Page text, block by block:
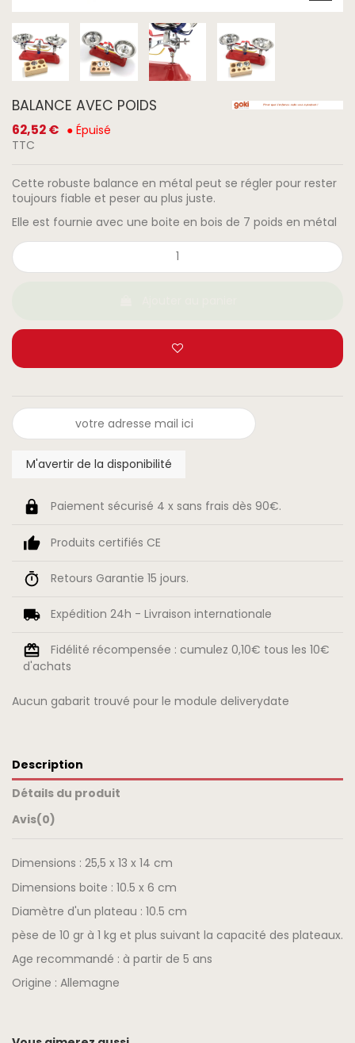
BALANCE AVEC POIDS
62,52 € ● Épuisé
TTC
Cette robuste balance en métal peut se régler pour rester
toujours fiable et peser au plus juste.
Elle est fournie avec une boite en bois de 7 poids en métal
Paiement sécurisé 4 x sans frais dès 90€.
Produits certifiés CE
Retours Garantie 15 jours.
Expédition 24h - Livraison internationale
Fidélité récompensée : cumulez 0,10€ tous les 10€
d'achats
Aucun gabarit trouvé pour le module deliverydate
Description
Détails du produit
Avis(0)
Dimensions : 25,5 x 13 x 14 cm
Dimensions boite : 10.5 x 6 cm
Diamètre d'un plateau : 10.5 cm
pèse de 10 gr à 1 kg et plus suivant la capacité des plateaux.
Age recommandé : à partir de 5 ans
Origine : Allemagne